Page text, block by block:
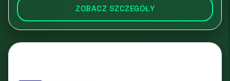
ZOBACZ SZCZEGÓŁY